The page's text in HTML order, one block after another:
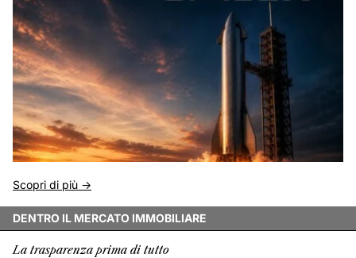
Scopri di più ->
DENTRO IL MERCATO IMMOBILIARE
La trasparenza prima di tutto